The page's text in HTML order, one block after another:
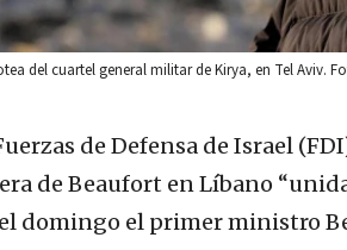
del cuartel general militar de Kirya, en Tel Aviv.
de Defensa de Israel
de Beaufort en Líbano
el domingo el primer ministro